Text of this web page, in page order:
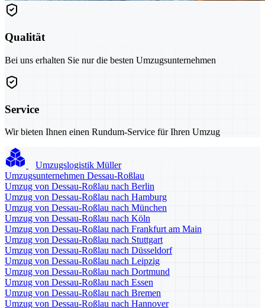
Qualität
Bei uns erhalten Sie nur die besten Umzugsunternehmen
Service
Wir bieten Ihnen einen Rundum-Service für Ihren Umzug
Umzugslogistik Müller
Umzugsunternehmen Dessau-Roßlau
Umzug von Dessau-Roßlau nach Berlin
Umzug von Dessau-Roßlau nach Hamburg
Umzug von Dessau-Roßlau nach München
Umzug von Dessau-Roßlau nach Köln
Umzug von Dessau-Roßlau nach Frankfurt am Main
Umzug von Dessau-Roßlau nach Stuttgart
Umzug von Dessau-Roßlau nach Düsseldorf
Umzug von Dessau-Roßlau nach Leipzig
Umzug von Dessau-Roßlau nach Dortmund
Umzug von Dessau-Roßlau nach Essen
Umzug von Dessau-Roßlau nach Bremen
Umzug von Dessau-Roßlau nach Hannover